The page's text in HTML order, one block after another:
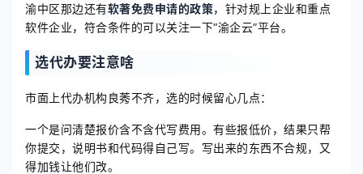
渝中区那边还有软著免费申请的政策，针对规上企业和重点
软件企业，符合条件的可以关注一下“渝企云”平台。
选代办要注意啥
市面上代办机构良莠不齐，选的时候留心几点：
一个是问清楚报价含不含代写费用。有些报低价，结果只帮
你提交，说明书和代码得自己写。写出来的东西不合规，又
得加钱让他们改。